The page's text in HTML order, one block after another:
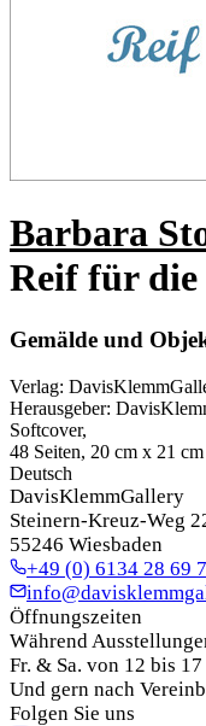
Barbara
Reif für die
Gemälde und
Verlag:
Herausgeber:
Softcover,
48 Seiten, 20 cm x 21 cm
Deutsch
DavisKlemmGallery
Steinern-Kreuz-Weg
55246 Wiesbaden
+49 (0) 6134 28 69
Öffnungszeiten
Während
Fr. & Sa. von 12 bis
Und gern nach
Folgen Sie uns